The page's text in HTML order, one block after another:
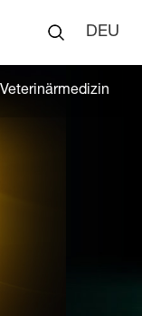
DEU
Veterinärmedizin